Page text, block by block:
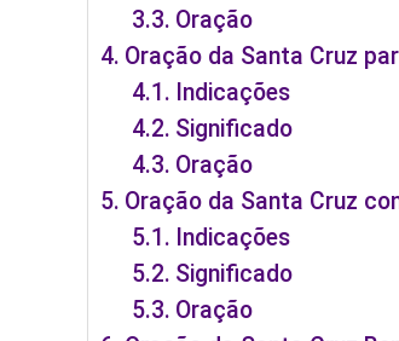
Oração
Oração da Santa Cruz
Indicações
Significado
Oração
Oração da Santa Cruz
Indicações
Significado
Oração